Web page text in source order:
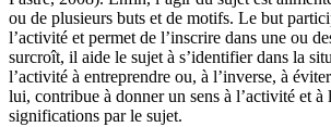
ou de plusieurs buts et de motifs. Le but
l’activité et permet de l’inscrire dans une ou
surcroît, il aide le sujet à s’identifier dans la
l’activité à entreprendre ou, à l’inverse, à
lui, contribue à donner un sens à l’activité et à
significations par le sujet.